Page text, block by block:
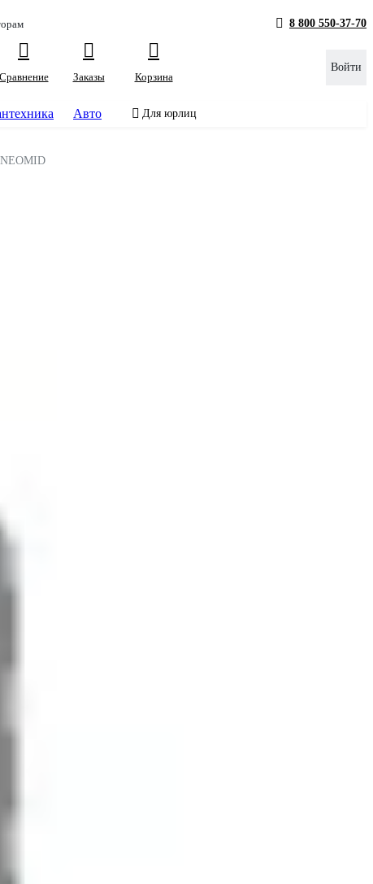
8 800 550-37-70
Сравнение Заказы Корзина
Войти
Авто Для юрлиц
NEOMID